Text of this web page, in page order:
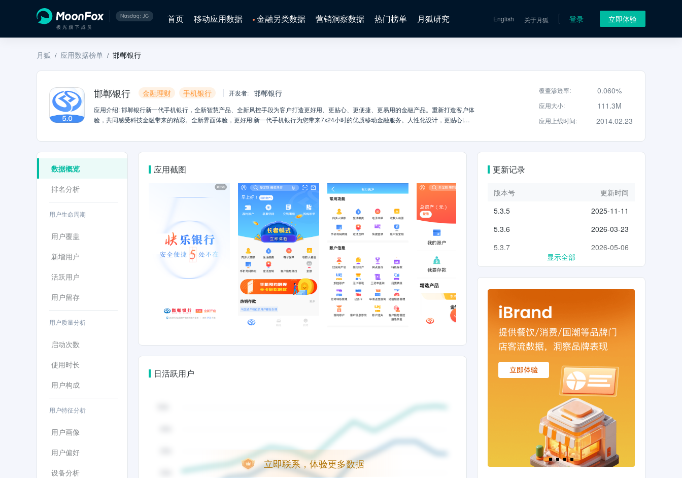
首页 移动应用数据 金融另类数据 营销洞察数据 热门榜单 月狐研究 English 关于月狐 登录 立即体验
月狐 / 应用数据榜单 / 邯郸银行
邯郸银行 金融理财 手机银行 开发者: 邯郸银行
应用介绍:邯郸银行新一代手机银行，全新智慧产品、全新风控手段为客户打造更好用、更贴心、更便捷、更易用的金融产品。重新打造客户体
验，共同感受科技金融带来的精彩。全新界面体验，更好用t新一代手机银行为您带来7x24小时的优质移动金融服务。人性化设计，更贴心t全
速到账，告别选择。刷脸、指纹登录，更简单t生物识别，多维度保障。专属于您的登录方式，告别繁琐。手机号注册，更畅通t手机号直接登
覆盖渗透率: 0.060%
应用大小: 111.3M
应用上线时间: 2014.02.23
数据概览
排名分析
用户生命周期
用户覆盖
新增用户
活跃用户
用户留存
用户质量分析
启动次数
使用时长
用户构成
用户特征分析
用户画像
用户偏好
设备分析
应用截图
日活跃用户
立即联系，体验更多数据
更新记录
版本号
更新时间
5.3.5
2025-11-11
5.3.6
2026-03-23
5.3.7
2026-05-06
显示全部